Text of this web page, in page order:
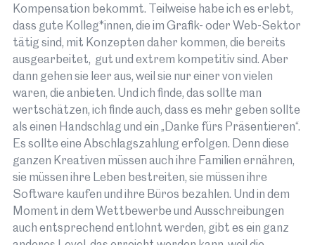
Kompensation bekommt. Teilweise habe ich es erlebt,
dass gute Kolleg*innen, die im Grafik- oder Web-Sektor
tätig sind, mit Konzepten daher kommen, die bereits
ausgearbeitet, gut und extrem kompetitiv sind. Aber
dann gehen sie leer aus, weil sie nur einer von vielen
waren, die anbieten. Und ich finde, das sollte man
wertschätzen, ich finde auch, dass es mehr geben sollte
als einen Handschlag und ein „Danke fürs Präsentieren“.
Es sollte eine Abschlagszahlung erfolgen. Denn diese
ganzen Kreativen müssen auch ihre Familien ernähren,
sie müssen ihre Leben bestreiten, sie müssen ihre
Software kaufen und ihre Büros bezahlen. Und in dem
Moment in dem Wettbewerbe und Ausschreibungen
auch entsprechend entlohnt werden, gibt es ein ganz
Der Eröffnungsabend des Fö N Festivals:
Physikerin Francesca Ferlaino (Uni Innsbruck,
IQOQI) eröffnet mit einem Vortrag, Schauspieler
Rainer Bock und Astrophysiker Harald Lesch
lesen Hanns Dieter Hüsch, dazu Konzert mit
Woschdog. Anmeldung erforderlich.
Ort:St. Bartlmä | Halle 6, 6020 Innsbruck
Datum/Zeit:24. September, 18:00 – 23:00
Art: Diskussion
Mehr Infos als iCal laden